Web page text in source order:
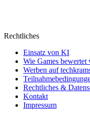
Rechtliches
Einsatz von KI
Wie Games bewertet
Werben auf
Rechtliches &
Kontakt
Impressum